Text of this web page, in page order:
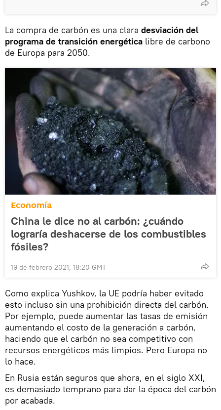
La compra de carbón es una clara desviación del
programa de transición energética libre de carbono
de Europa para 2050.
Economía
China le dice no al carbón: ¿cuándo
lograría deshacerse de los combustibles
fósiles?
19 de febrero 2021, 18:20 GMT
Como explica Yushkov, la UE podría haber evitado
esto incluso sin una prohibición directa del carbón.
Por ejemplo, puede aumentar las tasas de emisión
aumentando el costo de la generación a carbón,
haciendo que el carbón no sea competitivo con
recursos energéticos más limpios. Pero Europa no
lo hace.
En Rusia están seguros que ahora, en el siglo XXI,
es demasiado temprano para dar la época del carbón
por acabada.